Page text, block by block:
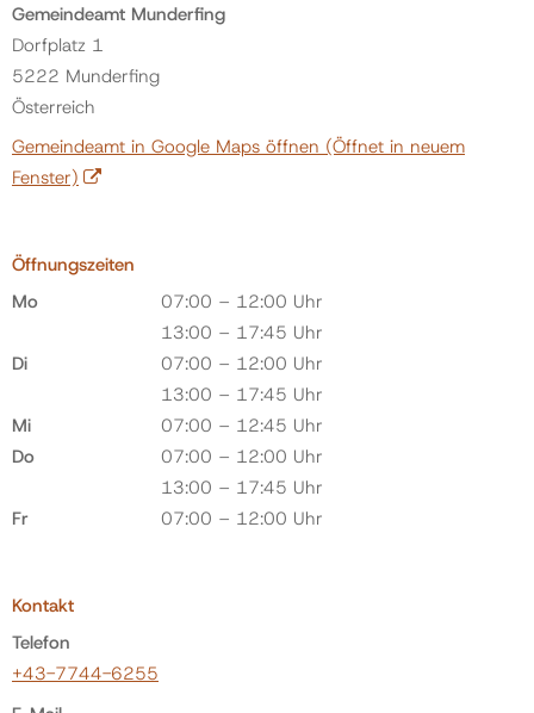
Gemeindeamt Munderfing
Dorfplatz 1
5222 Munderfing
Österreich
Gemeindeamt in Google Maps öffnen (Öffnet in neuem
Fenster)
Öffnungszeiten
Mo
07:00 – 12:00 Uhr
13:00 – 17:45 Uhr
Di
07:00 – 12:00 Uhr
13:00 – 17:45 Uhr
Mi
07:00 – 12:45 Uhr
Do
07:00 – 12:00 Uhr
13:00 – 17:45 Uhr
Fr
07:00 – 12:00 Uhr
Kontakt
Telefon
+43-7744-6255